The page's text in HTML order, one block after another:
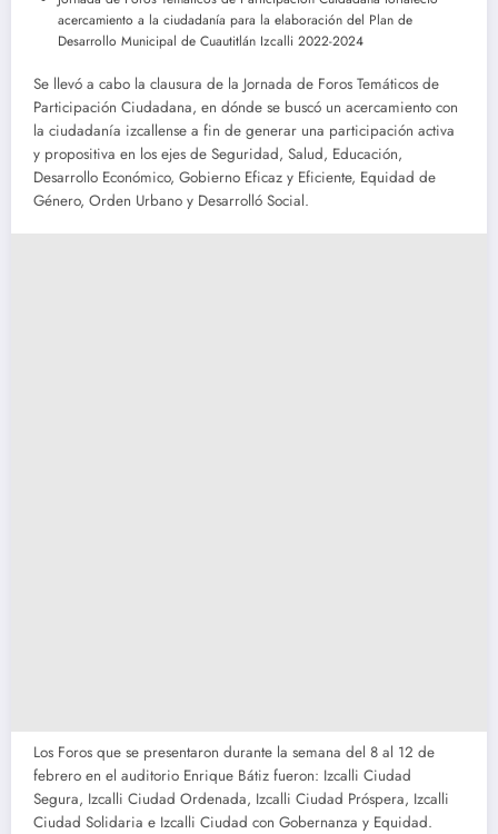
acercamiento a la ciudadanía para la elaboración del Plan de
Desarrollo Municipal de Cuautitlán Izcalli 2022-2024
Se llevó a cabo la clausura de la Jornada de Foros Temáticos de
Participación Ciudadana, en dónde se buscó un acercamiento con
la ciudadanía izcallense a fin de generar una participación activa
y propositiva en los ejes de Seguridad, Salud, Educación,
Desarrollo Económico, Gobierno Eficaz y Eficiente, Equidad de
Género, Orden Urbano y Desarrolló Social.
Los Foros que se presentaron durante la semana del 8 al 12 de
febrero en el auditorio Enrique Bátiz fueron: Izcalli Ciudad
Segura, Izcalli Ciudad Ordenada, Izcalli Ciudad Próspera, Izcalli
Ciudad Solidaria e Izcalli Ciudad con Gobernanza y Equidad.